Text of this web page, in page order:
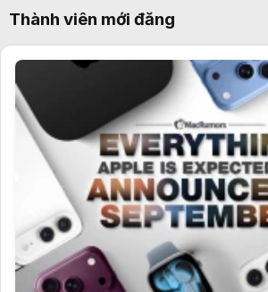
Thành viên mới đăng